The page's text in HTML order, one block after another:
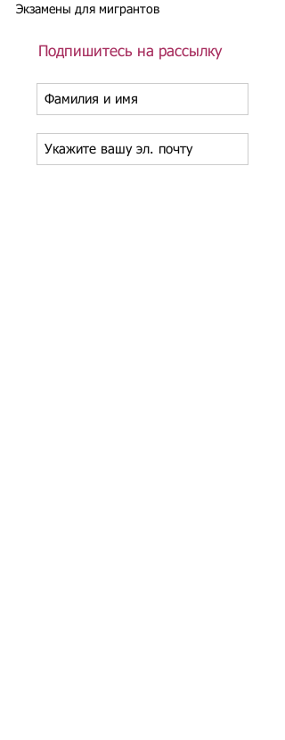
Экзамены для мигрантов
Подпишитесь на рассылку